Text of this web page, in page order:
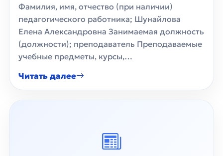
Фамилия, имя, отчество (при наличии)
педагогического работника; Шунайлова
Елена Александровна Занимаемая должность
(должности); преподаватель Преподаваемые
учебные предметы, курсы,…
Читать далее